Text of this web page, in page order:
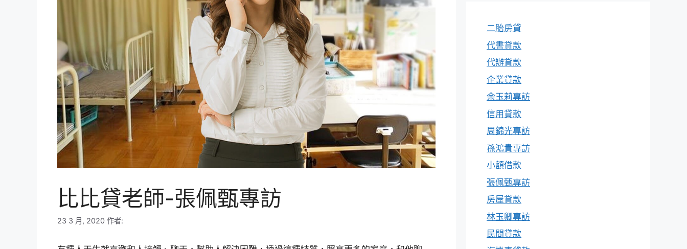
比比貸老師-張佩甄專訪
23 3 月, 2020 作者:
二胎房貸
代書貸款
代辦貸款
企業貸款
余玉莉專訪
信用貸款
周錦光專訪
孫鴻貴專訪
小額借款
張佩甄專訪
房屋貸款
林玉卿專訪
民間貸款